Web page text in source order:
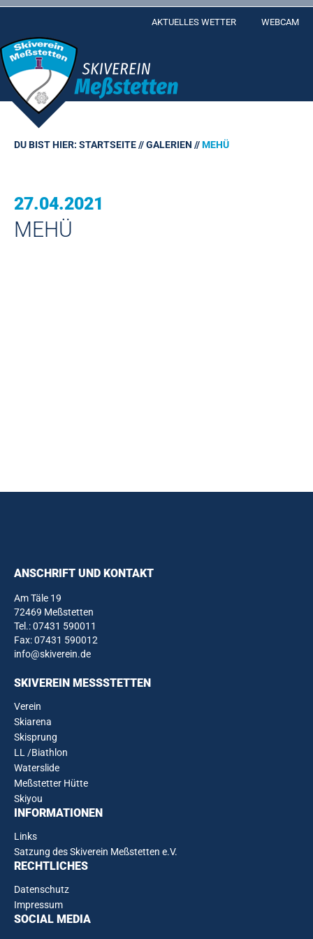
Skip
content
AKTUELLES WETTER WEBCAM
DU BIST HIER: STARTSEITE//GALERIEN //MEHÜ
27.04.2021
MEHÜ
ANSCHRIFT UND KONTAKT
Am Täle 19
72469 Meßstetten
Tel.:07431 590011
Fax: 07431 590012
info@skiverein.de
SKIVEREIN MESSSTETTEN
Verein
Skiarena
Skisprung
LL /Biathlon
Waterslide
Meßstetter Hütte
Skiyou
INFORMATIONEN
Links
Satzung des Skiverein Meßstetten e.V.
RECHTLICHES
Datenschutz
Impressum
SOCIAL MEDIA